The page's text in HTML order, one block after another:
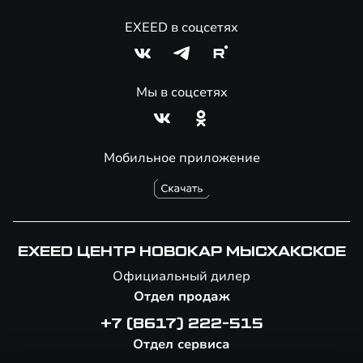
Мобильное приложение
EXEED в соцсетях
Мы в соцсетях
EXEED ЦЕНТР НОВОКАР МЫСХАКСКОЕ
Официальный дилер
Отдел продаж
+7 (8617) 222-515
Отдел сервиса